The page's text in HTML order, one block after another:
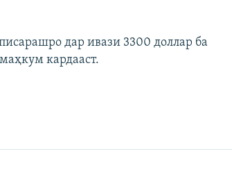
дар ивази 3300 доллар ба
кардааст.